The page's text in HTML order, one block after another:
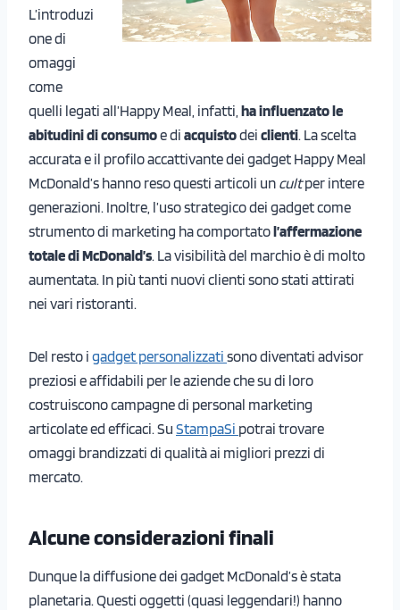
L’introduzi
one di
omaggi
come
quelli legati all’Happy Meal, infatti, ha influenzato le
abitudini di consumoe di acquistodei clienti. La scelta
accurata e il profilo accattivante dei gadget Happy Meal
McDonald’s hanno reso questi articoli un cultper intere
generazioni. Inoltre, l’uso strategico dei gadget come
strumento di marketing ha comportatol’affermazione
totale di McDonald’s. La visibilità del marchio è di molto
aumentata. In più tanti nuovi clienti sono stati attirati
nei vari ristoranti.
Del resto i gadget personalizzati sono diventati advisor
preziosi e affidabili per le aziende che su di loro
costruiscono campagne di personal marketing
articolate ed efficaci. Su StampaSi potrai trovare
omaggi brandizzati di qualità ai migliori prezzi di
mercato.
Alcune considerazioni finali
Dunque la diffusione dei gadget McDonald’s è stata
planetaria. Questi oggetti (quasi leggendari!) hanno